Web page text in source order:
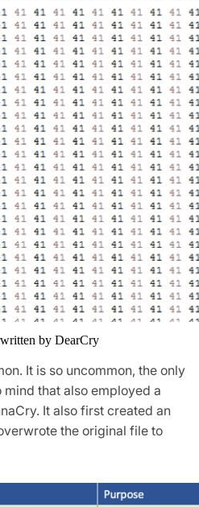
by DearCry
It is so uncommon, the only
that also employed a
It also first created an
the original file to